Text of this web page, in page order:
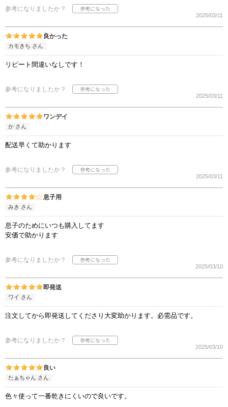
参考になりましたか？
2025/03/11
良かった
カモきち さん
リピート間違いなしです！
参考になりましたか？
2025/03/11
ワンデイ
か さん
配送早くて助かります
参考になりましたか？
2025/03/11
息子用
みき さん
息子のためにいつも購入してます
安価で助かります
参考になりましたか？
2025/03/10
即発送
ワイ さん
注文してから即発送してくださり大変助かります。必需品です。
参考になりましたか？
2025/03/10
良い
たぁちゃん さん
色々使って一番乾きにくいので良いです。